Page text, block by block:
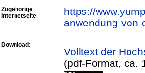
Zugehörige
Internetseite
https://
anwendung-
Download:
Volltext der
(pdf-Format, ca.